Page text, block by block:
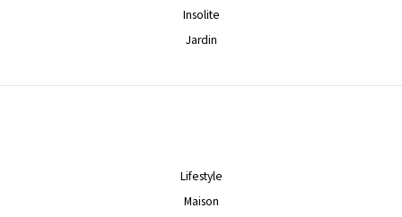
Insolite
Jardin
Lifestyle
Maison